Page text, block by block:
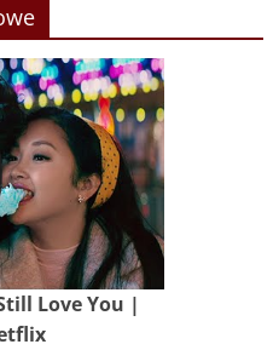
Love You |